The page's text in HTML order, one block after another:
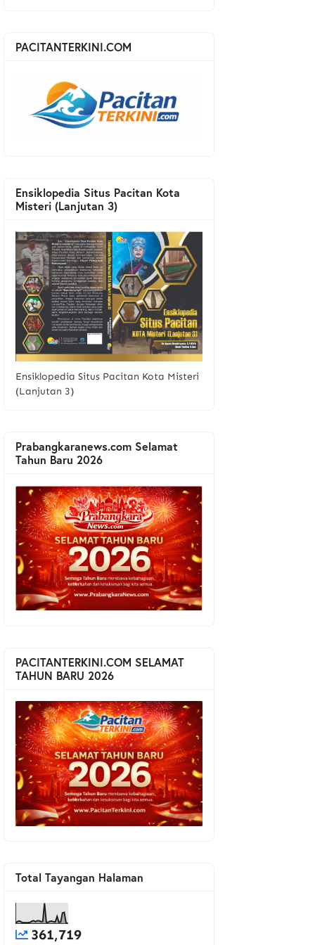
PACITANTERKINI.COM
Ensiklopedia Situs Pacitan Kota
Misteri (Lanjutan 3)
Ensiklopedia Situs Pacitan Kota Misteri
(Lanjutan 3)
Prabangkaranews.com Selamat
Tahun Baru 2026
PACITANTERKINI.COM SELAMAT
TAHUN BARU 2026
Total Tayangan Halaman
361,719